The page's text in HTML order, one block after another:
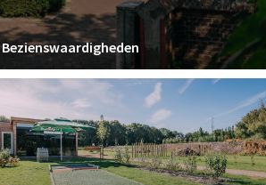
Bezienswaardigheden